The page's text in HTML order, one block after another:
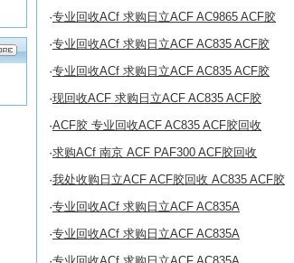
·专业回收ACf 求购日立ACF AC9865 ACF胶
·专业回收ACf 求购日立ACF AC835 ACF胶
·专业回收ACf 求购日立ACF AC835 ACF胶
·现回收ACF 求购日立ACF AC835 ACF胶
·ACF胶 专业回收ACF AC835 ACF胶回收
·求购ACf 南京 ACF PAF300 ACF胶回收
·我处收购日立ACF ACF胶回收 AC835 ACF胶
·专业回收ACf 求购日立ACF AC835A
·专业回收ACf 求购日立ACF AC835A